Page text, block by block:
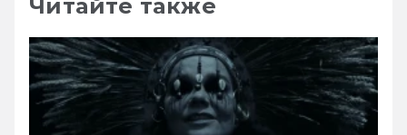
Читайте также